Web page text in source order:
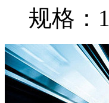
规格：